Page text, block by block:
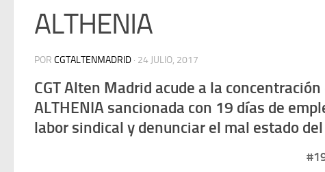
ALTHENIA
POR CGTALTENMADRID · 24 JULIO, 2017
CGT Alten Madrid acude a la
ALTHENIA sancionada con 19 días de
labor sindical y denunciar el mal estado